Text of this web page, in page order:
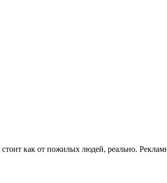
как от пожилых людей, реально.